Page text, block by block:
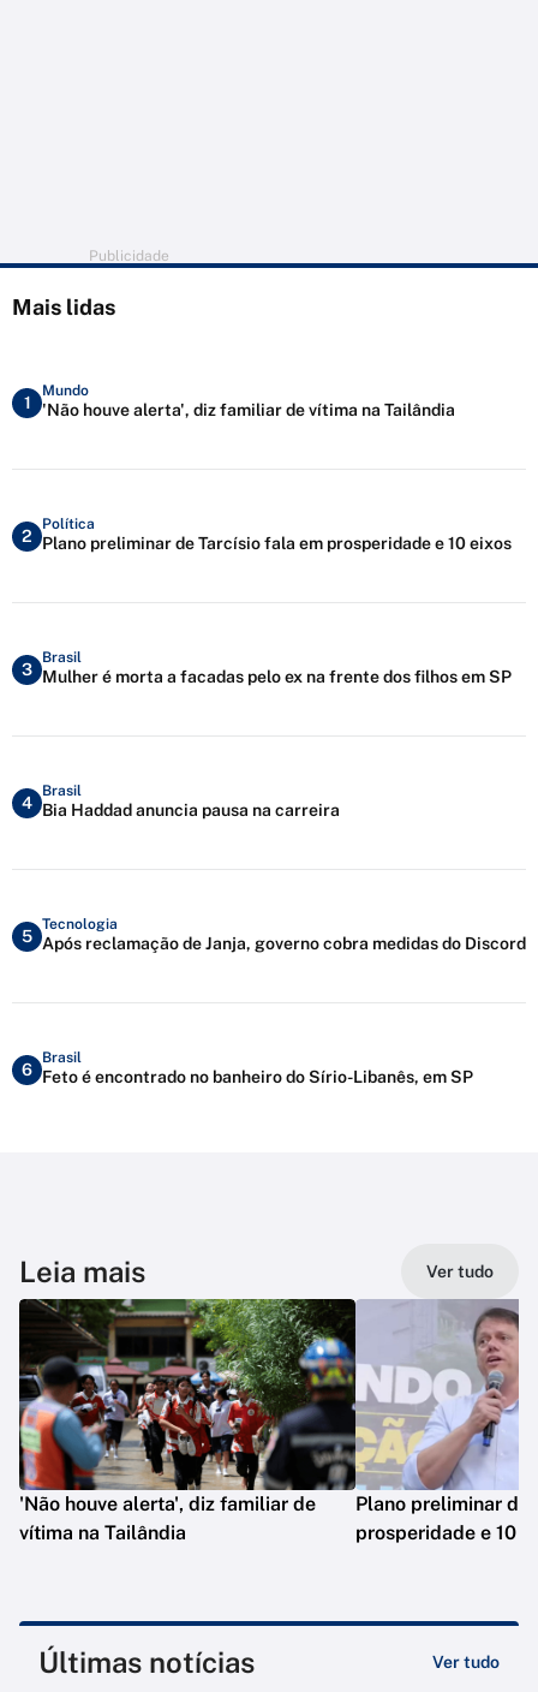
Publicidade
Mais lidas
1
Mundo
'Não houve alerta', diz familiar de vítima na Tailândia
2
Política
Plano preliminar de Tarcísio fala em prosperidade e 10 eixos
3
Brasil
Mulher é morta a facadas pelo ex na frente dos filhos em SP
4
Brasil
Bia Haddad anuncia pausa na carreira
5
Tecnologia
Após reclamação de Janja, governo cobra medidas do Discord
6
Brasil
Feto é encontrado no banheiro do Sírio-Libanês, em SP
Leia mais Ver tudo
'Não houve alerta', diz familiar de
vítima na Tailândia
Plano preliminar de
prosperidade e 10
Últimas notícias Ver tudo